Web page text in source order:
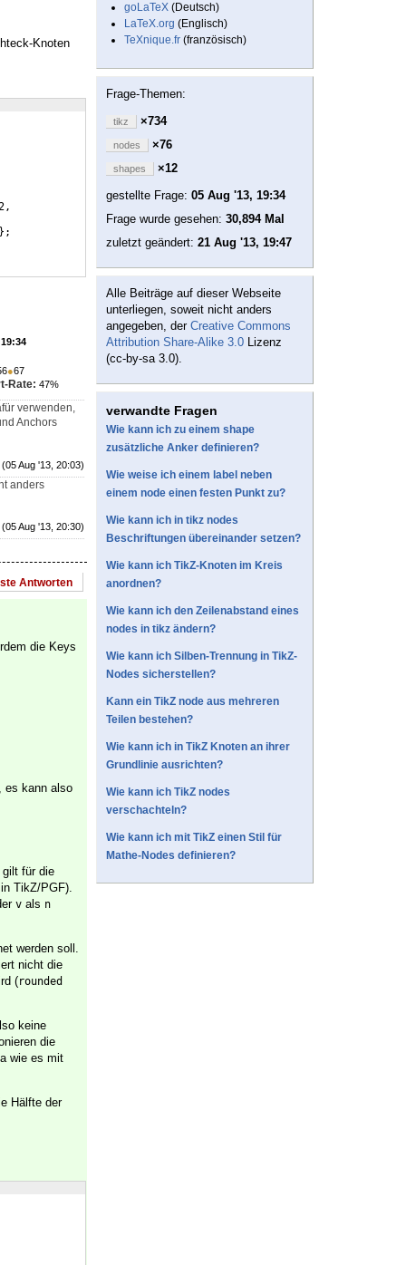
Knoten
} ;
●67
Rate: 47%
verwenden,
Anchors
(05 Aug '13, 20:03)
anders
(05 Aug '13, 20:30)
Antworten
die Keys
es kann also
gilt für die
TikZ/PGF).
v als n
werden soll.
nicht die
(rounded
keine
die
wie es mit
Hälfte der
goLaTeX (Deutsch)
LaTeX.org (Englisch)
TeXnique.fr (französisch)
Frage-Themen:
tikz ×734
nodes ×76
shapes
×12
gestellte Frage: 05 Aug '13, 19:34
Frage wurde gesehen: 30,894 Mal
zuletzt geändert: 21 Aug '13, 19:47
Alle Beiträge auf dieser Webseite
unterliegen, soweit nicht anders
angegeben, der Creative Commons
Attribution Share-Alike 3.0 Lizenz
(cc-by-sa 3.0).
verwandte Fragen
Wie kann ich zu einem shape
zusätzliche Anker definieren?
Wie weise ich einem label neben
einem node einen festen Punkt zu?
Wie kann ich in tikz nodes
Beschriftungen übereinander setzen?
Wie kann ich TikZ-Knoten im Kreis
anordnen?
Wie kann ich den Zeilenabstand eines
nodes in tikz ändern?
Wie kann ich Silben-Trennung in TikZ-
Nodes sicherstellen?
Kann ein TikZ node aus mehreren
Teilen bestehen?
Wie kann ich in TikZ Knoten an ihrer
Grundlinie ausrichten?
Wie kann ich TikZ nodes
verschachteln?
Wie kann ich mit TikZ einen Stil für
Mathe-Nodes definieren?